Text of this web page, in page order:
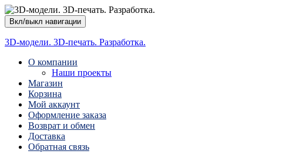
Вкл/выкл навигации
3D-модели. 3D-печать. Разработка.
О компании
Наши проекты
Магазин
Корзина
Мой аккаунт
Оформление заказа
Возврат и обмен
Доставка
Обратная связь